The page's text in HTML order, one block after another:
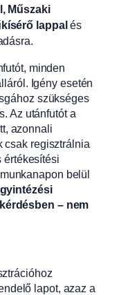
Műszaki
lappal és
minden
Igény esetén
szükséges
Az utánfutót a
azonnali
csak regisztrálnia
értékesítési
belül
– nem
lapot, azaz a